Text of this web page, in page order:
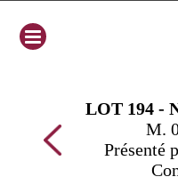
LOT 194 -
M.
Présenté